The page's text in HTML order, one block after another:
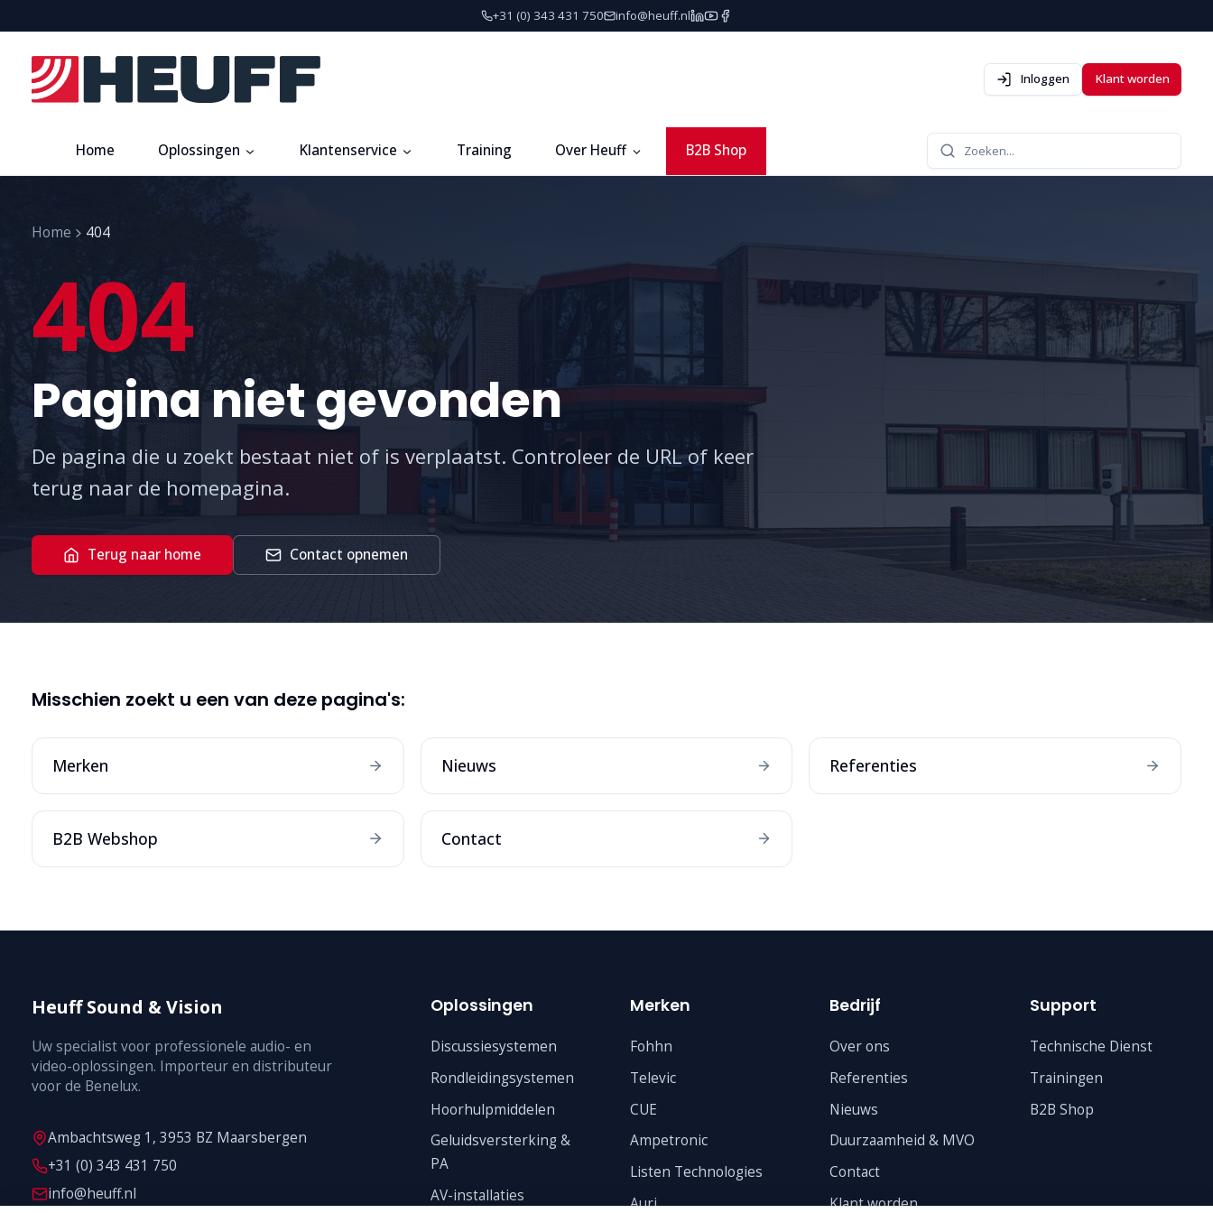
+31 (0) 343 431 750 info@heuff.nl
Inloggen Klant worden
Home Oplossingen Klantenservice Training Over Heuff B2B Shop Zoeken...
Home 404
404
Pagina niet gevonden
De pagina die u zoekt bestaat niet of is verplaatst. Controleer de URL of keer
terug naar de homepagina.
Terug naar home Contact opnemen
Misschien zoekt u een van deze pagina's:
Merken Nieuws Referenties
B2B Webshop Contact
Heuff Sound & Vision
Uw specialist voor professionele audio- en
video-oplossingen. Importeur en distributeur
voor de Benelux.
Ambachtsweg 1, 3953 BZ Maarsbergen
+31 (0) 343 431 750
info@heuff.nl
Oplossingen
Discussiesystemen
Rondleidingsystemen
Hoorhulpmiddelen
Geluidsversterking &
PA
AV-installaties
Merken
Fohhn
Televic
CUE
Ampetronic
Listen Technologies
Auri
Bedrijf
Over ons
Referenties
Nieuws
Duurzaamheid & MVO
Contact
Klant worden
Support
Technische Dienst
Trainingen
B2B Shop